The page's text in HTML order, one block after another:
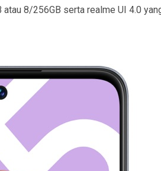
8/256GB serta realme UI 4.0